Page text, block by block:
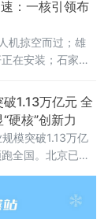
气爆棚、交易
：一核引领布
机掠空而过；雄
在安装；石家庄
引领、多区联
大地加速铺展。
多区联动”的总体
区。以雄安新区
，依托京津冀国
1.13万亿元 全
硬核”创新力
模突破1.13万亿
全国。北京已将
京市政府